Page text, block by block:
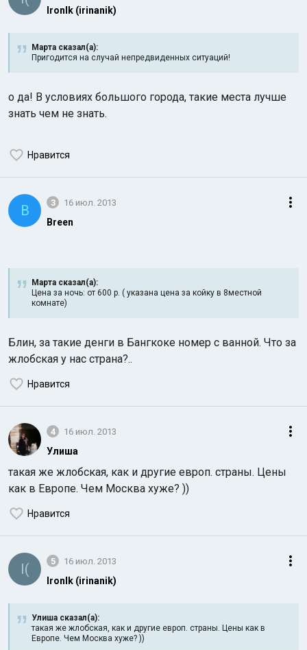
IronIk (irinanik)
Марта сказал(а):
Пригодится на случай непредвиденных ситуаций!
о да! В условиях большого города, такие места лучше
знать чем не знать.
Нравится
B 3 16 июл. 2013
Breen
Марта сказал(а):
Цена за ночь: от 600 р. ( указана цена за койку в 8местной
комнате)
Блин, за такие денги в Бангкоке номер с ванной. Что за
жлобская у нас страна?..
Нравится
4 16 июл. 2013
Улиша
такая же жлобская, как и другие европ. страны. Цены
как в Европе. Чем Москва хуже? ))
Нравится
I( 5 16 июл. 2013
IronIk (irinanik)
Улиша сказал(а):
такая же жлобская, как и другие европ. страны. Цены как в
Европе. Чем Москва хуже? ))